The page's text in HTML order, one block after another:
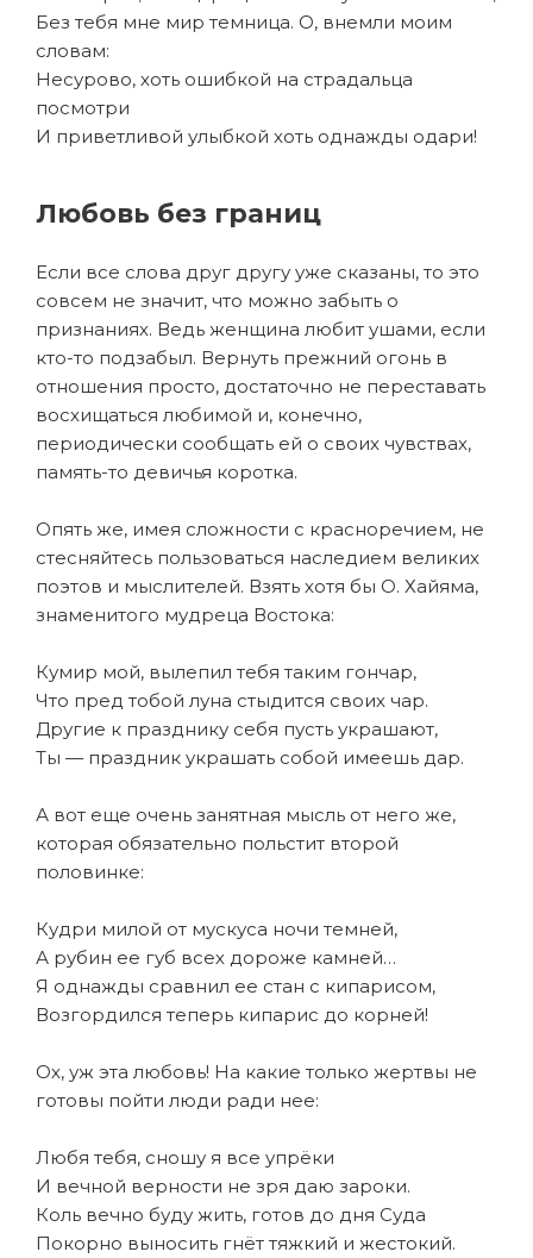
Без тебя мне мир темница. О, внемли моим
словам:
Несурово, хоть ошибкой на страдальца
посмотри
И приветливой улыбкой хоть однажды одари!
Любовь без границ
Если все слова друг другу уже сказаны, то это
совсем не значит, что можно забыть о
признаниях. Ведь женщина любит ушами, если
кто-то подзабыл. Вернуть прежний огонь в
отношения просто, достаточно не переставать
восхищаться любимой и, конечно,
периодически сообщать ей о своих чувствах,
память-то девичья коротка.
Опять же, имея сложности с красноречием, не
стесняйтесь пользоваться наследием великих
поэтов и мыслителей. Взять хотя бы О. Хайяма,
знаменитого мудреца Востока:
Кумир мой, вылепил тебя таким гончар,
Что пред тобой луна стыдится своих чар.
Другие к празднику себя пусть украшают,
Ты — праздник украшать собой имеешь дар.
А вот еще очень занятная мысль от него же,
которая обязательно польстит второй
половинке:
Кудри милой от мускуса ночи темней,
А рубин ее губ всех дороже камней…
Я однажды сравнил ее стан с кипарисом,
Возгордился теперь кипарис до корней!
Ох, уж эта любовь! На какие только жертвы не
готовы пойти люди ради нее:
Любя тебя, сношу я все упрёки
И вечной верности не зря даю зароки.
Коль вечно буду жить, готов до дня Суда
Покорно выносить гнёт тяжкий и жестокий.